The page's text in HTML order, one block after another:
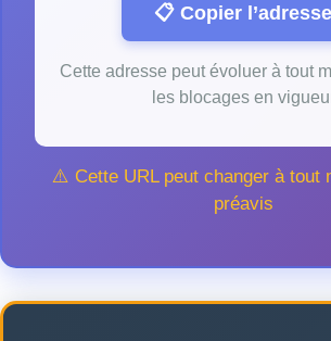
📋 Copier l’adresse
Cette adresse peut évoluer à tout
les blocages en
⚠️ Cette URL peut changer à tout
préavis